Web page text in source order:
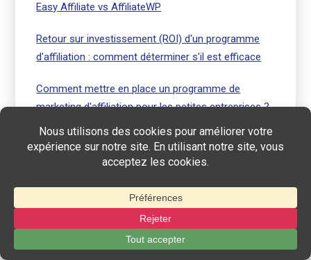
Easy Affiliate vs AffiliateWP
Retour sur investissement (ROI) d'un programme
d'affiliation : comment déterminer s'il est efficace
Comment mettre en place un programme de
marketing d'affiliation pour les petites entreprises ?